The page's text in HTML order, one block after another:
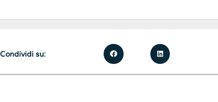
Condividi su: